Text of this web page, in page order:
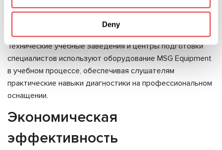
Deny
позволяет выявлять производственные дефекты на
Технические учебные заведения и центры подготовки
специалистов используют оборудование MSG Equipment
в учебном процессе, обеспечивая слушателям
практические навыки диагностики на профессиональном
оснащении.
Экономическая
эффективность